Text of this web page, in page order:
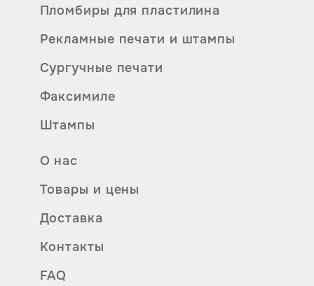
Пломбиры для пластилина
Рекламные печати и штампы
Сургучные печати
Факсимиле
Штампы
О нас
Товары и цены
Доставка
Контакты
FAQ